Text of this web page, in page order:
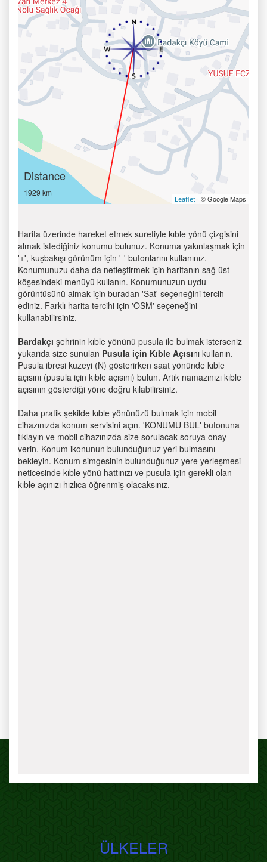
Distance
1929 km
Leaflet | © Google Maps
Harita üzerinde hareket etmek suretiyle kıble yönü çizgisini
almak istediğiniz konumu bulunuz. Konuma yakınlaşmak için
'+', kuşbakışı görünüm için '-' butonlarını kullanınız.
Konumunuzu daha da netleştirmek için haritanın sağ üst
köşesindeki menüyü kullanın. Konumunuzun uydu
görüntüsünü almak için buradan 'Sat' seçeneğini tercih
ediniz. Farklı harita tercihi için 'OSM' seçeneğini
kullanabilirsiniz.
Bardakçı şehrinin kıble yönünü pusula ile bulmak isterseniz
yukarıda size sunulan Pusula için Kıble Açısını kullanın.
Pusula ibresi kuzeyi (N) gösterirken saat yönünde kıble
açısını (pusula için kıble açısını) bulun. Artık namazınızı kıble
açısının gösterdiği yöne doğru kılabilirsiniz.
Daha pratik şekilde kıble yönünüzü bulmak için mobil
cihazınızda konum servisini açın. 'KONUMU BUL' butonuna
tıklayın ve mobil cihazınızda size sorulacak soruya onay
verin. Konum ikonunun bulunduğunuz yeri bulmasını
bekleyin. Konum simgesinin bulunduğunuz yere yerleşmesi
neticesinde kıble yönü hattınızı ve pusula için gerekli olan
kıble açınızı hızlıca öğrenmiş olacaksınız.
ÜLKELER